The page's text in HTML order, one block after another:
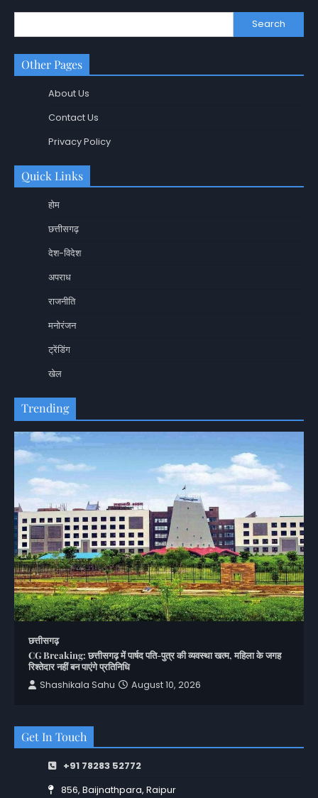
Search
Other Pages
About Us
Contact Us
Privacy Policy
Quick Links
होम
छत्तीसगढ़
देश-विदेश
अपराध
राजनीति
मनोरंजन
ट्रेंडिंग
खेल
Trending
छत्तीसगढ़
CG Breaking: छत्तीसगढ़ में पार्षद पति-पुत्र की व्यवस्था खत्म, महिला के जगह
रिश्तेदार नहीं बन पाएंगे प्रतिनिधि
Shashikala Sahu
August 10, 2026
Get In Touch
+91 78283 52772
856, Baijnathpara, Raipur